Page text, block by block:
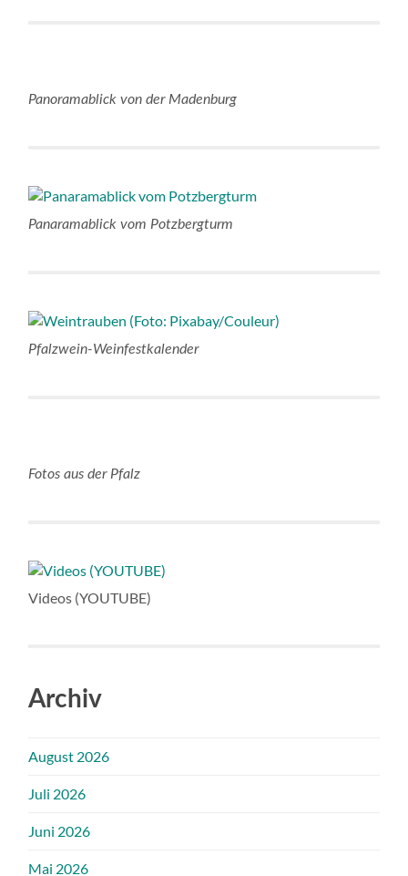
Panoramablick von der Madenburg
Panaramablick vom Potzbergturm
Pfalzwein-Weinfestkalender
Fotos aus der Pfalz
Videos (YOUTUBE)
Archiv
August 2026
Juli 2026
Juni 2026
Mai 2026